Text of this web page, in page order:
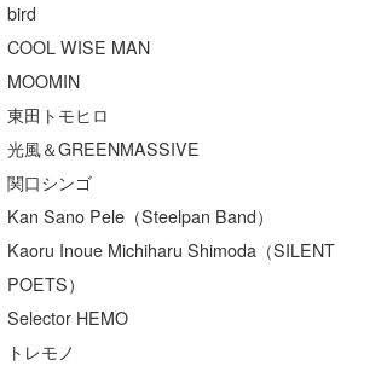
bird
COOL WISE MAN
MOOMIN
東田トモヒロ
光風＆GREENMASSIVE
関口シンゴ
Kan Sano Pele（Steelpan Band）
Kaoru Inoue Michiharu Shimoda（SILENT
POETS）
Selector HEMO
トレモノ
ライター/寄稿メディア
Core Surf Japan
Naoya Kimoto
mitsuteru Kamio
Yasunari Inoue
Yoshiyuki Obata
arukasvision
メディア
SURFMEDIA
Colors MAGAZINE
WAVAL
波伝説アンバサダー/プロライダー
福島寿実子
中浦“JET”章
嵯峨明日香
波伝説スタッフ
☆加藤
+☆maki☆+
波伝説